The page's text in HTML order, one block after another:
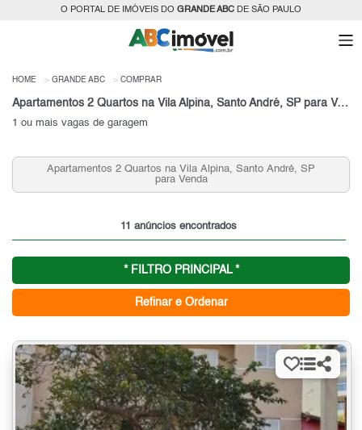
O PORTAL DE IMÓVEIS DO GRANDE ABC DE SÃO PAULO
HOME GRANDE ABC COMPRAR
Apartamentos 2 Quartos na Vila Alpina, Santo André, SP para Venda
1 ou mais vagas de garagem
Apartamentos 2 Quartos na Vila Alpina, Santo André, SP
para Venda
11 anúncios encontrados
* FILTRO PRINCIPAL *
Refinar e Ordenar